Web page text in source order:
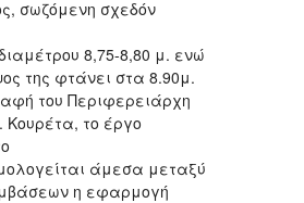
σωζόμενη σχεδόν
8,75-8,80 μ. ενώ
της φτάνει στα 8.90μ.
του Περιφερειάρχη
το έργο
άμεσα μεταξύ
η εφαρμογή